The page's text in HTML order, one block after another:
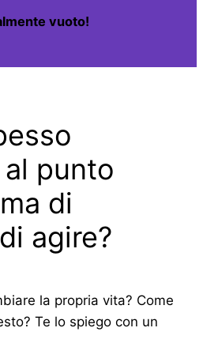
vuoto!
punto
di
agire?
la propria vita? Come
Te lo spiego con un